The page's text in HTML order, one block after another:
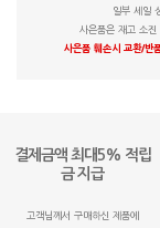
일부 세일
사은품은 재고 소
사은품 훼손시 교환/반
결제금액 최대5% 적립
금 지급
고객님께서 구매하신 제품에